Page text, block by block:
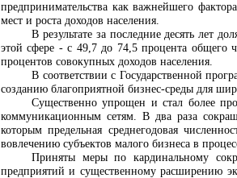
предпринимательства как важнейшего
мест и роста доходов населения.
В результате за последние десять лет
этой сфере - с 49,7 до 74,5 процента общего
процентов совокупных доходов населения.
В соответствии с Государственной
созданию благоприятной бизнес-среды для
Существенно упрощен и стал более
коммуникационным сетям. В два раза
которым предельная среднегодовая
вовлечению субъектов малого бизнеса в
Приняты меры по кардинальному
предприятий и существенному расширению